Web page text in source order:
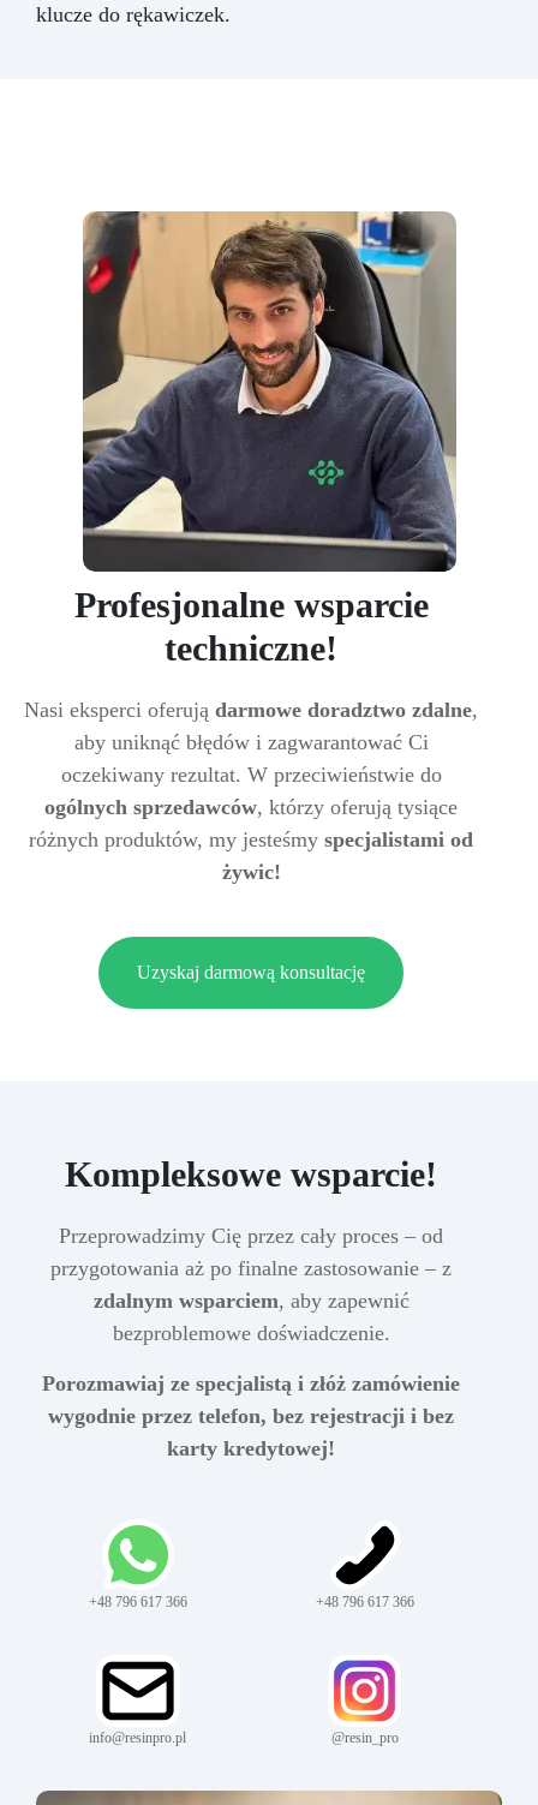
klucze do rękawiczek.
Profesjonalne wsparcie
techniczne!
Nasi eksperci oferują darmowe doradztwo zdalne,
aby uniknąć błędów i zagwarantować Ci
oczekiwany rezultat. W przeciwieństwie do
ogólnych sprzedawców, którzy oferują tysiące
różnych produktów, my jesteśmy specjalistami od
żywic!
Uzyskaj darmową konsultację
Kompleksowe wsparcie!
Przeprowadzimy Cię przez cały proces – od
przygotowania aż po finalne zastosowanie – z
zdalnym wsparciem, aby zapewnić
bezproblemowe doświadczenie.
Porozmawiaj ze specjalistą i złóż zamówienie
wygodnie przez telefon, bez rejestracji i bez
karty kredytowej!
+48 796 617 366 +48 796 617 366
info@resinpro.pl @resin_pro